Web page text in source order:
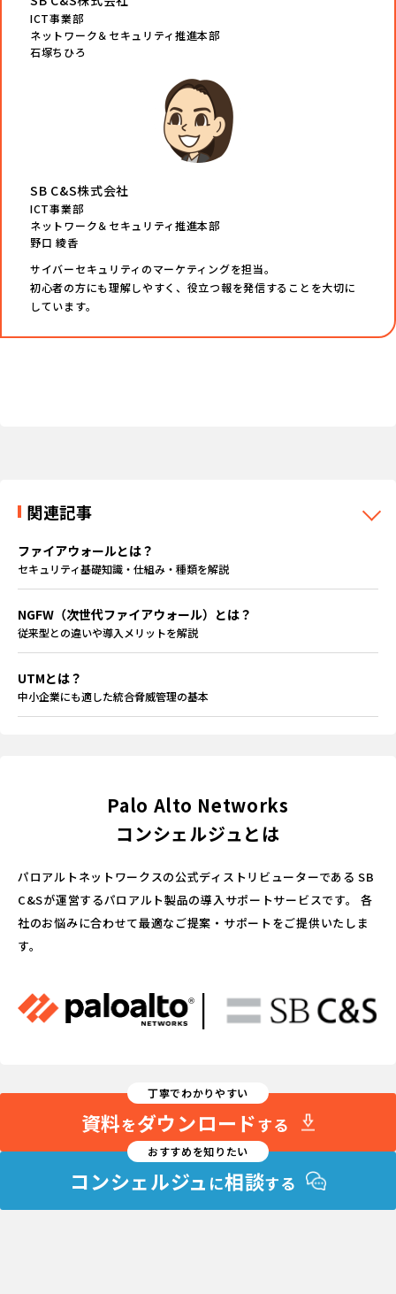
ICT事業部
ネットワーク＆セキュリティ推進本部
石塚ちひろ
SB C&S株式会社
ICT事業部
ネットワーク＆セキュリティ推進本部
野口 綾香
サイバーセキュリティのマーケティングを担当。
初心者の方にも理解しやすく、役立つ報を発信することを大切に
しています。
関連記事
ファイアウォールとは？
セキュリティ基礎知識・仕組み・種類を解説
NGFW（次世代ファイアウォール）とは？
従来型との違いや導入メリットを解説
UTMとは？
中小企業にも適した統合脅威管理の基本
Palo Alto Networks
コンシェルジュとは
パロアルトネットワークスの公式ディストリビューターである SB
C&Sが運営するパロアルト製品の導入サポートサービスです。
各
社のお悩みに合わせて最適なご提案・サポートをご提供いたしま
す。
丁寧でわかりやすい
資料をダウンロードする
おすすめを知りたい
コンシェルジュ に相談する